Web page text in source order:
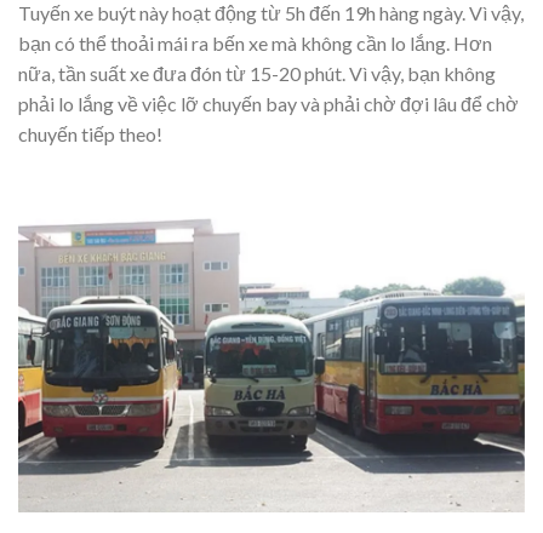
Tuyến xe buýt này hoạt động từ 5h đến 19h hàng ngày. Vì vậy,
bạn có thể thoải mái ra bến xe mà không cần lo lắng. Hơn
nữa, tần suất xe đưa đón từ 15-20 phút. Vì vậy, bạn không
phải lo lắng về việc lỡ chuyến bay và phải chờ đợi lâu để chờ
chuyến tiếp theo!